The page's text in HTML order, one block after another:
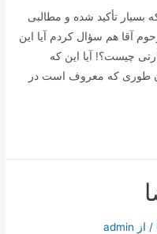
تأكید شده و مطالبی
آقا هم سؤال كردم آیا این
چیست؟! آیا این كه
طوری كه معروف است در
/ از admin